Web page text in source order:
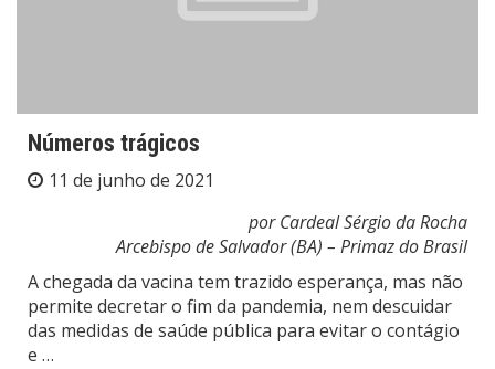
Números trágicos
11 de junho de 2021
por Cardeal Sérgio da Rocha
Arcebispo de Salvador (BA) – Primaz do Brasil
A chegada da vacina tem trazido esperança, mas não
permite decretar o fim da pandemia, nem descuidar
das medidas de saúde pública para evitar o contágio
e …